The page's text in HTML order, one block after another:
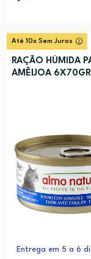
Até 10x Sem Juros
RAÇÃO HÚMIDA
AMÊIJOA 6X70GR
Entrega em 5 a 6